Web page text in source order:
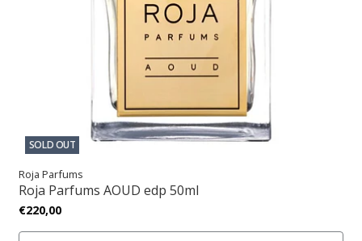
SOLD OUT
Roja Parfums
Roja Parfums AOUD edp 50ml
€220,00